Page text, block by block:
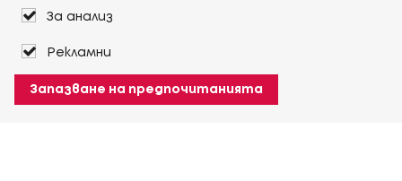
За анализ
Рекламни
Запазване на предпочитанията